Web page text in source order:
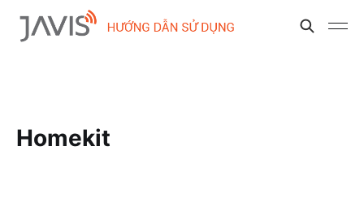
Homekit